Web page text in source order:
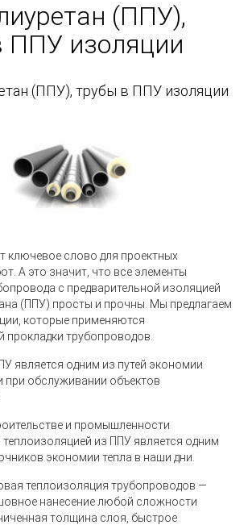
(ППУ),
ППУ изоляции
(ППУ), трубы в ППУ изоляции
ключевое слово для проектных
А это значит, что все элементы
с предварительной изоляцией
(ППУ) просты и прочны. Мы предлагаем
которые применяются
прокладки трубопроводов.
является одним из путей экономии
при обслуживании объектов
и промышленности
из ППУ является одним
экономии тепла в наши дни.
теплоизоляция трубопроводов —
нанесение любой сложности
толщина слоя, быстрое